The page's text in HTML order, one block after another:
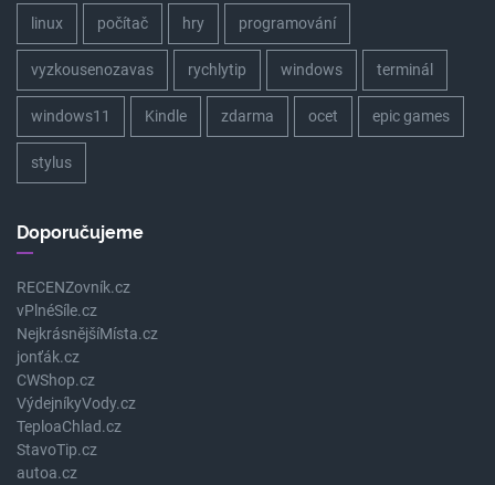
linux počítač hry programování
vyzkousenozavas rychlytip windows terminál
windows11 Kindle zdarma ocet epic games
stylus
Doporučujeme
RECENZovník.cz
vPlnéSíle.cz
NejkrásnějšíMísta.cz
jonťák.cz
CWShop.cz
VýdejníkyVody.cz
TeploaChlad.cz
StavoTip.cz
autoa.cz